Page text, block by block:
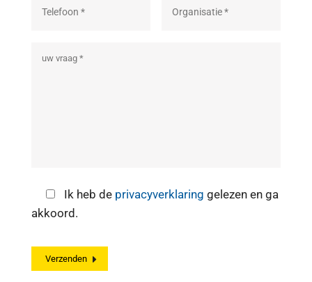
Ik heb de privacyverklaring gelezen en ga
akkoord.